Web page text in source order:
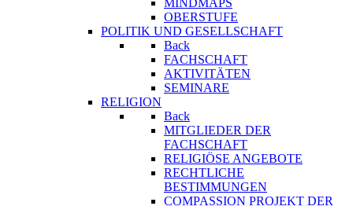
MINDMAPS
OBERSTUFE
POLITIK UND GESELLSCHAFT
Back
FACHSCHAFT
AKTIVITÄTEN
SEMINARE
RELIGION
Back
MITGLIEDER DER
FACHSCHAFT
RELIGIÖSE ANGEBOTE
RECHTLICHE
BESTIMMUNGEN
COMPASSION PROJEKT DER